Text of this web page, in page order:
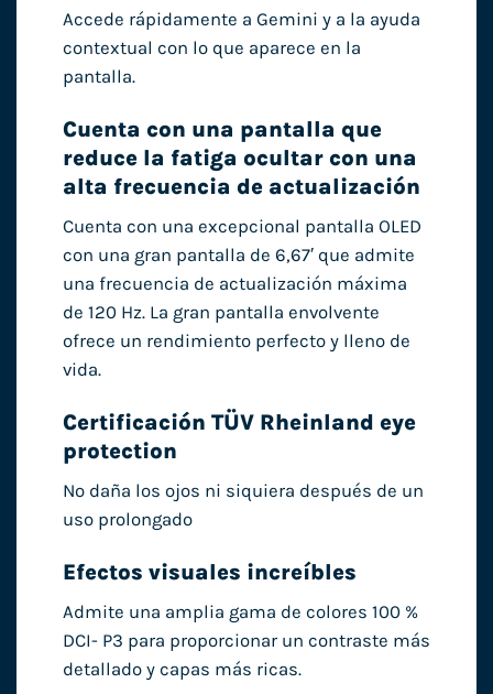
Accede rápidamente a Gemini y a la ayuda
contextual con lo que aparece en la
pantalla.
Cuenta con una pantalla que
reduce la fatiga ocultar con una
alta frecuencia de actualización
Cuenta con una excepcional pantalla OLED
con una gran pantalla de 6,67′ que admite
una frecuencia de actualización máxima
de 120 Hz. La gran pantalla envolvente
ofrece un rendimiento perfecto y lleno de
vida.
Certificación TÜV Rheinland eye
protection
No daña los ojos ni siquiera después de un
uso prolongado
Efectos visuales increíbles
Admite una amplia gama de colores 100 %
DCI- P3 para proporcionar un contraste más
detallado y capas más ricas.